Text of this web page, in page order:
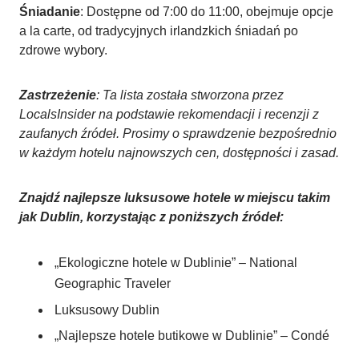
Śniadanie: Dostępne od 7:00 do 11:00, obejmuje opcje
a la carte, od tradycyjnych irlandzkich śniadań po
zdrowe wybory.
Zastrzeżenie: Ta lista została stworzona przez
LocalsInsider na podstawie rekomendacji i recenzji z
zaufanych źródeł. Prosimy o sprawdzenie bezpośrednio
w każdym hotelu najnowszych cen, dostępności i zasad.
Znajdź najlepsze luksusowe hotele w miejscu takim
jak Dublin, korzystając z poniższych źródeł:
„Ekologiczne hotele w Dublinie” – National
Geographic Traveler
Luksusowy Dublin
„Najlepsze hotele butikowe w Dublinie” – Condé